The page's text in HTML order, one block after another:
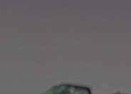
niin